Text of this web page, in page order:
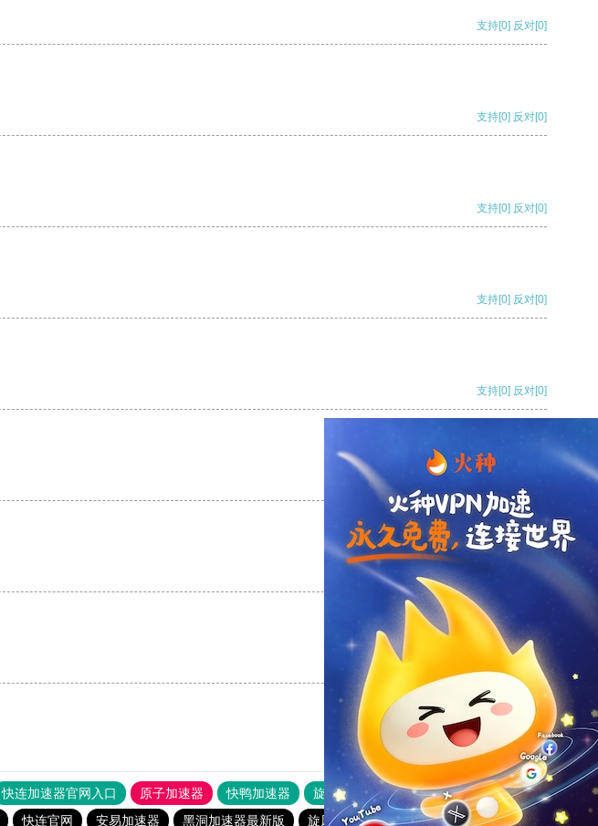
支持[0] 反对[0]
支持[0] 反对[0]
支持[0] 反对[0]
支持[0] 反对[0]
支持[0] 反对[0]
反对
反对[0]
快连加速器官网入口 原子加速器 快鸭加速器 旋风加速度器 外网网址导航
软件中心
快连官网 安易加速器 黑洞加速器最新版 旋风加速下载 黑洞加速器最新版